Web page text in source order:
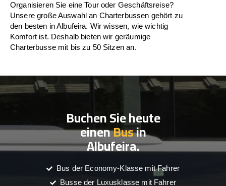
Organisieren Sie eine Tour oder Geschäftsreise?
Unsere große Auswahl an Charterbussen gehört zu
den besten in Albufeira. Wir wissen, wie wichtig
Komfort ist. Deshalb bieten wir geräumige
Charterbusse mit bis zu 50 Sitzen an.
Buchen Sie heute
einenBusin
Albufeira.
Bus der Economy-Klasse mit Fahrer
Busse der Luxusklasse mit Fahrer